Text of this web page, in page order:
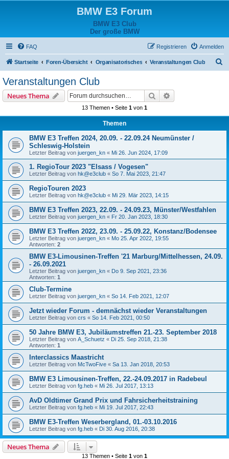
BMW E3 Forum
BMW E3 Club
Der große BMW
FAQ Anmelden
Registrieren
Startseite Foren-Übersicht Organisatorisches Veranstaltungen Club
Veranstaltungen Club
Neues Thema Suche
13 Themen • Seite 1 von 1
Themen
BMW E3 Treffen 2024, 20.09. - 22.09.24 Neumünster /
Schleswig-Holstein
Letzter Beitrag von juergen_kn « Mi 26. Jun 2024, 17:09
1. RegioTour 2023 "Elsass / Vogesen"
Letzter Beitrag von hk@e3club « So 7. Mai 2023, 21:47
RegioTouren 2023
Letzter Beitrag von hk@e3club « Mi 29. Mär 2023, 14:15
BMW E3 Treffen 2023, 22.09. - 24.09.23, Münster/Westfahlen
Letzter Beitrag von juergen_kn « Fr 20. Jan 2023, 18:30
BMW E3 Treffen 2022, 23.09. - 25.09.22, Konstanz/Bodensee
Letzter Beitrag von juergen_kn « Mo 25. Apr 2022, 19:55
Antworten: 2
BMW E3-Limousinen-Treffen '21 Marburg/Mittelhessen, 24.09.
- 26.09.2021
Letzter Beitrag von juergen_kn « Do 9. Sep 2021, 23:36
Antworten: 1
Club-Termine
Letzter Beitrag von juergen_kn « So 14. Feb 2021, 12:07
Jetzt wieder Forum - demnächst wieder Veranstaltungen
Letzter Beitrag von crs « So 14. Feb 2021, 00:50
50 Jahre BMW E3, Jubiläumstreffen 21.-23. September 2018
Letzter Beitrag von A_Schuetz « Di 25. Sep 2018, 21:38
Antworten: 1
Interclassics Maastricht
Letzter Beitrag von McTwoFive « Sa 13. Jan 2018, 20:53
BMW E3 Limousinen-Treffen, 22.-24.09.2017 in Radebeul
Letzter Beitrag von fg.heb « Mi 26. Jul 2017, 13:13
AvD Oldtimer Grand Prix und Fahrsicherheitstraining
Letzter Beitrag von fg.heb « Mi 19. Jul 2017, 22:43
BMW E3-Treffen Weserbergland, 01.-03.10.2016
Letzter Beitrag von fg.heb « Di 30. Aug 2016, 20:38
Neues Thema
13 Themen • Seite 1 von 1